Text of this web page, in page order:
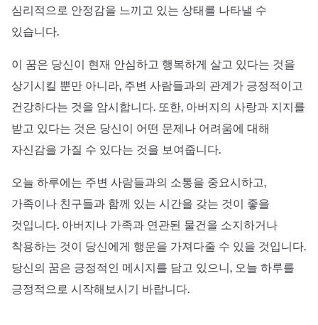
심리적으로 안정감을 느끼고 있는 상태를 나타낼 수
있습니다.
이 꿈은 당신이 현재 안심하고 행복하게 살고 있다는 것을
상기시킬 뿐만 아니라, 주변 사람들과의 관계가 긍정적이고
건강하다는 것을 암시합니다. 또한, 아버지의 사랑과 지지를
받고 있다는 것은 당신이 어떤 문제나 어려움에 대해
자신감을 가질 수 있다는 것을 보여줍니다.
오늘 하루에는 주변 사람들과의 소통을 중요시하고,
가족이나 친구들과 함께 있는 시간을 갖는 것이 좋을
것입니다. 아버지나 가족과 연관된 물건을 소지하거나
착용하는 것이 당신에게 행운을 가져다줄 수 있을 것입니다.
당신의 꿈은 긍정적인 메시지를 담고 있으니, 오늘 하루를
긍정적으로 시작해보시기 바랍니다.